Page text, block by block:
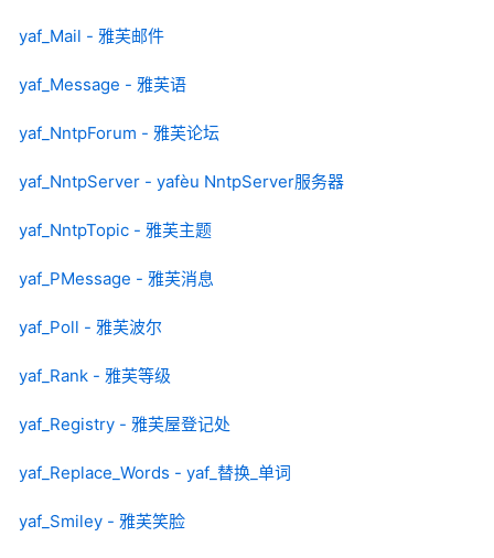
yaf_Mail - 雅芙邮件
yaf_Message - 雅芙语
yaf_NntpForum - 雅芙论坛
yaf_NntpServer - yafèu NntpServer服务器
yaf_NntpTopic - 雅芙主题
yaf_PMessage - 雅芙消息
yaf_Poll - 雅芙波尔
yaf_Rank - 雅芙等级
yaf_Registry - 雅芙屋登记处
yaf_Replace_Words - yaf_替换_单词
yaf_Smiley - 雅芙笑脸